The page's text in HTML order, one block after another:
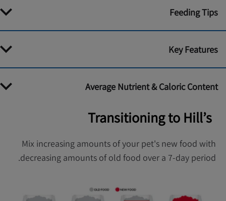
Feeding Tips
Key Features
Average Nutrient & Caloric Content
Transitioning to Hill’s
Mix increasing amounts of your pet's new food with
decreasing amounts of old food over a 7-day period.